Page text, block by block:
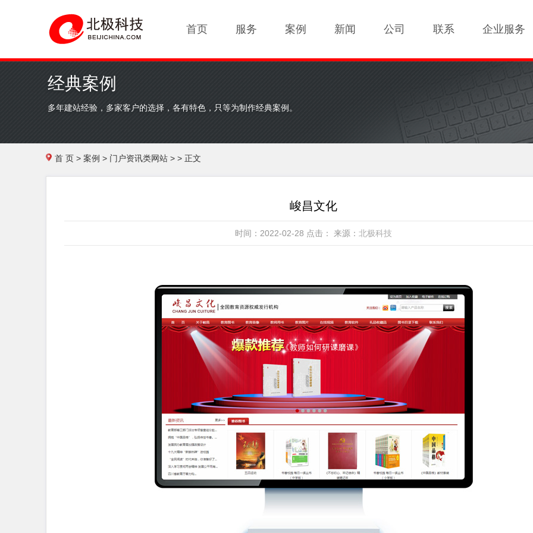
首页 服务 案例 新闻 公司 联系 企业服务
经典案例
多年建站经验，多家客户的选择，各有特色，只等为制作经典案例。
首 页 > 案例 > 门户资讯类网站 > > 正文
峻昌文化
时间：2022-02-28 点击： 来源： 北极科技